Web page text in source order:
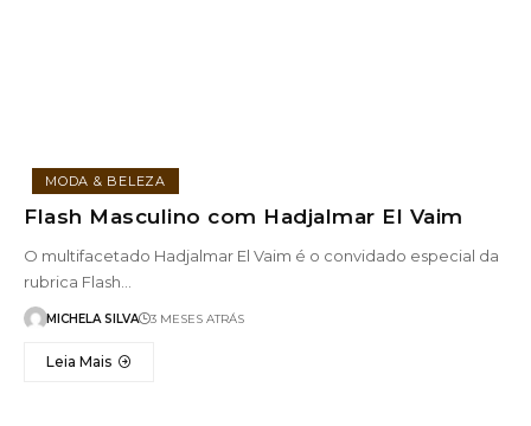
MODA & BELEZA
Flash Masculino com Hadjalmar El Vaim
O multifacetado Hadjalmar El Vaim é o convidado especial da
rubrica Flash…
MICHELA SILVA 3 MESES ATRÁS
Leia Mais